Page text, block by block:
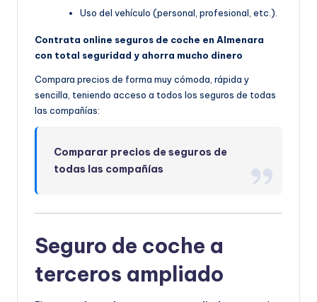
Uso del vehículo (personal, profesional, etc.).
Contrata online seguros de coche en Almenara
con total seguridad y ahorra mucho dinero
Compara precios de forma muy cómoda, rápida y
sencilla, teniendo acceso a todos los seguros de todas
las compañías:
Comparar precios de seguros de
todas las compañías
Seguro de coche a
terceros ampliado